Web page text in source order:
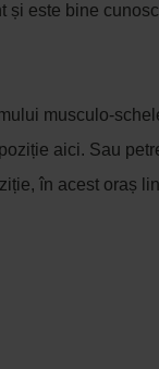
și este bine
musculo-
aici. Sau
în acest oraș